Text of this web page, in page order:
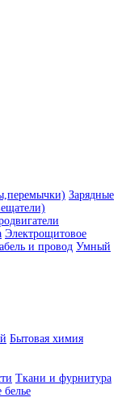
Зарядные
Электрощитовое
и провод Умный
Бытовая химия
Ткани и фурнитура
белье